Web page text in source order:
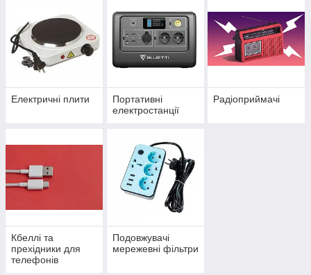
Електричні плити
Портативні
електростанції
Радіоприймачі
Кбеллі та
прехідники для
телефонів
Подовжувачі
мережевні фільтри